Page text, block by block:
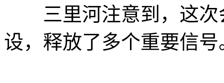
三里河注意到，这次
设，释放了多个重要信号